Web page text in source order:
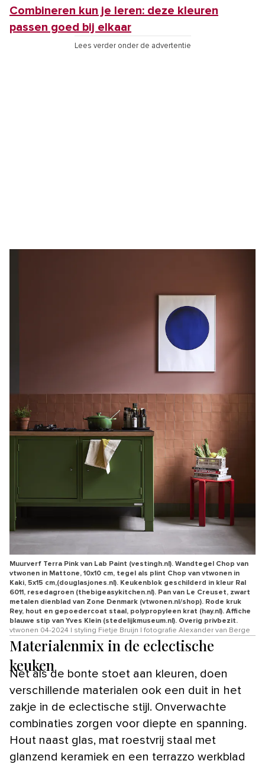
Combineren kun je leren: deze kleuren
passen goed bij elkaar
Lees verder onder de advertentie
Muurverf Terra Pink van Lab Paint (vestingh.nl). Wandtegel Chop van
vtwonen in Mattone, 10x10 cm, tegel als plint Chop van vtwonen in
Kaki, 5x15 cm,(douglasjones.nl). Keukenblok geschilderd in kleur Ral
6011, resedagroen (thebigeasykitchen.nl). Pan van Le Creuset, zwart
metalen dienblad van Zone Denmark (vtwonen.nl/shop). Rode kruk
Rey, hout en gepoedercoat staal, polypropyleen krat (hay.nl). Affiche
blauwe stip van Yves Klein (stedelijkmuseum.nl). Overig privbezit.
vtwonen 04-2024 | styling Fietje Bruijn | fotografie Alexander van Berge
Materialenmix in de eclectische
keuken
Net als de bonte stoet aan kleuren, doen
verschillende materialen ook een duit in het
zakje in de eclectische stijl. Onverwachte
combinaties zorgen voor diepte en spanning.
Hout naast glas, mat roestvrij staal met
glanzend keramiek en een terrazzo werkblad